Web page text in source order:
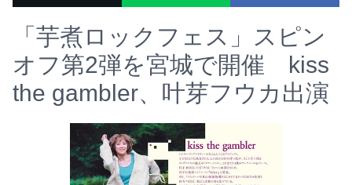
「芋煮ロックフェス」スピン
オフ第2弾を宮城で開催 kiss
the gambler、叶芽フウカ出演